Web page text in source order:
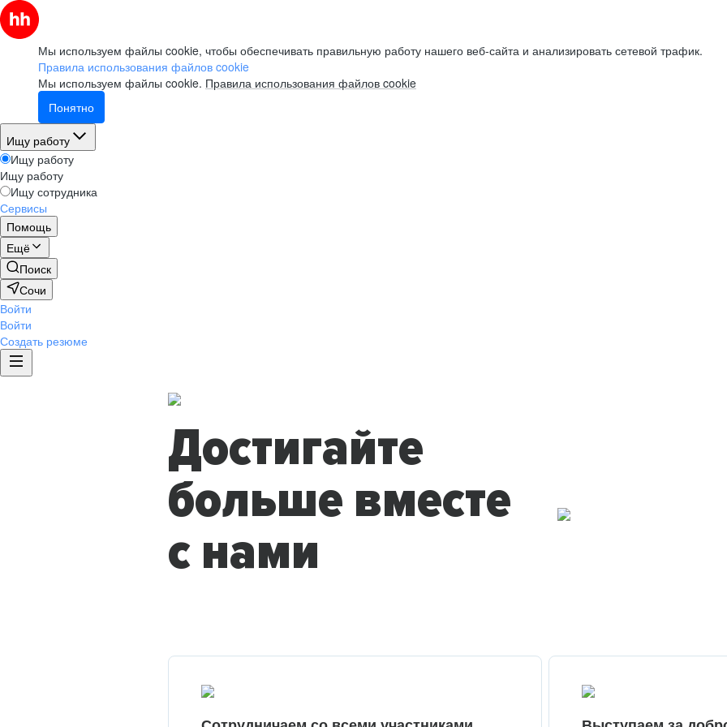
Мы используем файлы cookie, чтобы обеспечивать правильную работу нашего веб-сайта и анализировать сетевой трафик.
Правила использования файлов cookie
Мы используем файлы cookie. Правила использования файлов cookie
Понятно
Ищу работу
Ищу работу
Ищу работу
Ищу сотрудника
Сервисы
Помощь
Ещё
Поиск
Сочи
Войти
Войти
Создать резюме
Достигайте
больше вместе
с нами